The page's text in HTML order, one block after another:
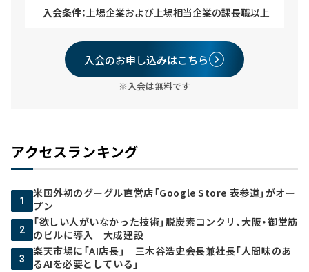
入会条件：上場企業および上場相当企業の課長職以上
入会のお申し込みはこちら
※入会は無料です
アクセスランキング
1
米国外初のグーグル直営店「Google Store 表参道」がオー
プン
2
「欲しい人がいなかった技術」脱炭素コンクリ、大阪・御堂筋
のビルに導入 大成建設
3
楽天市場に「AI店長」 三木谷浩史会長兼社長「人間味のあ
るAIを必要としている」